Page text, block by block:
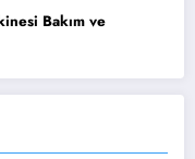
Bakım ve